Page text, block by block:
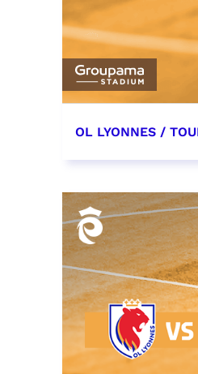
OL LYONNES /
date et heure à
RÉSERVER